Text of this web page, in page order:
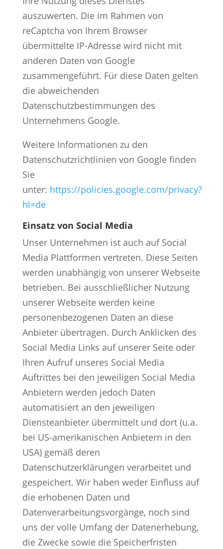
auszuwerten. Die im Rahmen von
reCaptcha von Ihrem Browser
übermittelte IP-Adresse wird nicht mit
anderen Daten von Google
zusammengeführt. Für diese Daten gelten
die abweichenden
Datenschutzbestimmungen des
Unternehmens Google.
Weitere Informationen zu den
Datenschutzrichtlinien von Google finden
Sie
unter: https://policies.google.com/privacy?
hl=de
Einsatz von Social Media
Unser Unternehmen ist auch auf Social
Media Plattformen vertreten. Diese Seiten
werden unabhängig von unserer Webseite
betrieben. Bei ausschließlicher Nutzung
unserer Webseite werden keine
personenbezogenen Daten an diese
Anbieter übertragen. Durch Anklicken des
Social Media Links auf unserer Seite oder
Ihren Aufruf unseres Social Media
Auftrittes bei den jeweiligen Social Media
Anbietern werden jedoch Daten
automatisiert an den jeweiligen
Diensteanbieter übermittelt und dort (u.a.
bei US-amerikanischen Anbietern in den
USA) gemäß deren
Datenschutzerklärungen verarbeitet und
gespeichert. Wir haben weder Einfluss auf
die erhobenen Daten und
Datenverarbeitungsvorgänge, noch sind
uns der volle Umfang der Datenerhebung,
die Zwecke sowie die Speicherfristen